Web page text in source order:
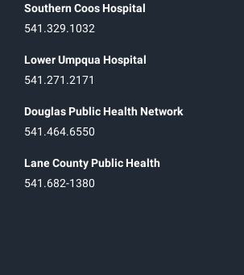
Southern Coos Hospital
541.329.1032
Lower Umpqua Hospital
541.271.2171
Douglas Public Health Network
541.464.6550
Lane County Public Health
541.682-1380